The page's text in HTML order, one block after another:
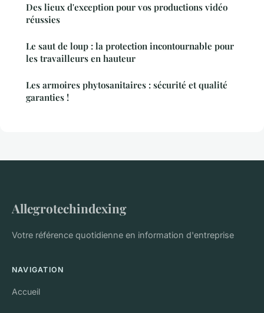
Des lieux d'exception pour vos productions vidéo
réussies
Le saut de loup : la protection incontournable pour
les travailleurs en hauteur
Les armoires phytosanitaires : sécurité et qualité
garanties !
Allegrotechindexing
Votre référence quotidienne en information d'entreprise
NAVIGATION
Accueil